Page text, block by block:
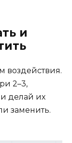
и
воздействия.
2–3,
делай их
заменить.